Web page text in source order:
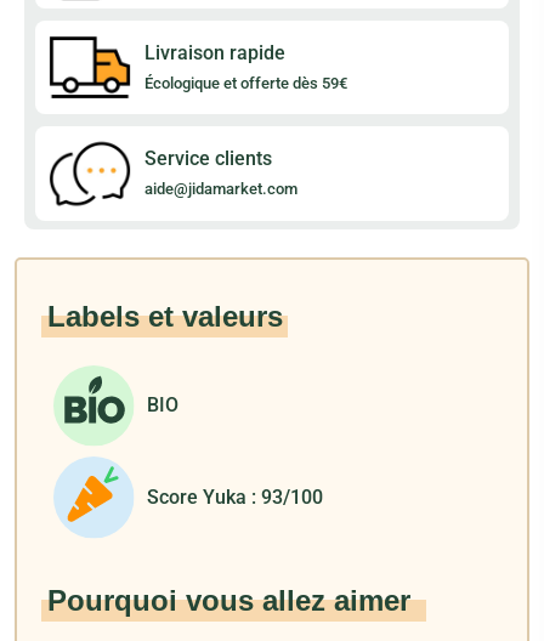
Livraison rapide
Écologique et offerte dès 59€
Service clients
aide@jidamarket.com
Labels et valeurs
BIO
Score Yuka : 93/100
Pourquoi vous allez aimer